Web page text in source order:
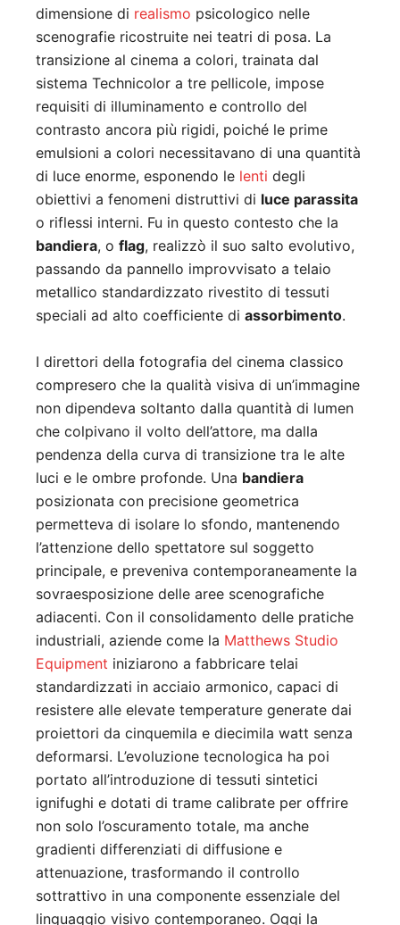
dimensione di realismo psicologico nelle
scenografie ricostruite nei teatri di posa. La
transizione al cinema a colori, trainata dal
sistema Technicolor a tre pellicole, impose
requisiti di illuminamento e controllo del
contrasto ancora più rigidi, poiché le prime
emulsioni a colori necessitavano di una quantità
di luce enorme, esponendo le lenti degli
obiettivi a fenomeni distruttivi di luce parassita
o riflessi interni. Fu in questo contesto che la
bandiera, o flag, realizzò il suo salto evolutivo,
passando da pannello improvvisato a telaio
metallico standardizzato rivestito di tessuti
speciali ad alto coefficiente di assorbimento.
I direttori della fotografia del cinema classico
compresero che la qualità visiva di un’immagine
non dipendeva soltanto dalla quantità di lumen
che colpivano il volto dell’attore, ma dalla
pendenza della curva di transizione tra le alte
luci e le ombre profonde. Una bandiera
posizionata con precisione geometrica
permetteva di isolare lo sfondo, mantenendo
l’attenzione dello spettatore sul soggetto
principale, e preveniva contemporaneamente la
sovraesposizione delle aree scenografiche
adiacenti. Con il consolidamento delle pratiche
industriali, aziende come la Matthews Studio
Equipment iniziarono a fabbricare telai
standardizzati in acciaio armonico, capaci di
resistere alle elevate temperature generate dai
proiettori da cinquemila e diecimila watt senza
deformarsi. L’evoluzione tecnologica ha poi
portato all’introduzione di tessuti sintetici
ignifughi e dotati di trame calibrate per offrire
non solo l’oscuramento totale, ma anche
gradienti differenziati di diffusione e
attenuazione, trasformando il controllo
sottrattivo in una componente essenziale del
linguaggio visivo contemporaneo. Oggi la